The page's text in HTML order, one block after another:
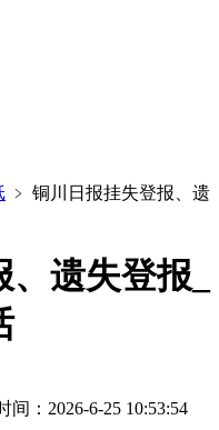
﹥ 铜川日报挂失登报、遗
遗失登报_
间：2026-6-25 10:53:54